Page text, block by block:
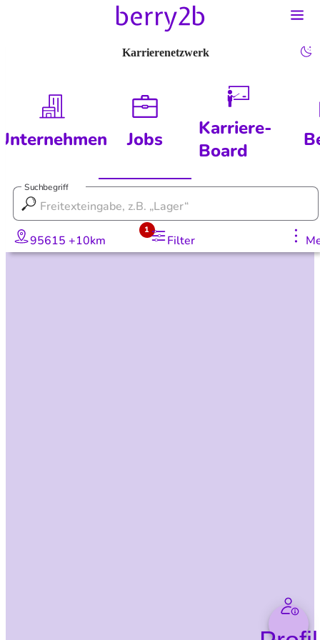
Karrierenetzwerk
Jobs
Karriere-
Board
Suchbegriff
95615 +10km Filter
1